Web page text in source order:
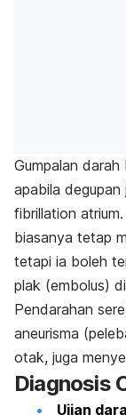
Gumpalan
apabila
fibrillation
biasanya tetap
tetapi ia boleh
plak (embolus)
Pendarahan
aneurisma
otak, juga
Diagnosis
Ujian